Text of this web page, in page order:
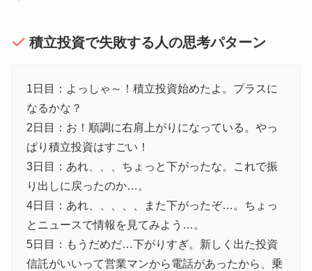
積立投資で失敗する人の思考パターン
1日目：よっしゃ～！積立投資始めたよ。プラスに
なるかな？
2日目：お！順調に右肩上がりになっている。やっ
ぱり積立投資はすごい！
3日目：あれ、、、ちょっと下がったな。これで振
り出しに戻ったのか…。
4日目：あれ、、、、、また下がったぞ…。ちょっ
とニュースで情報を見てみよう…。
5日目：もうだめだ…下がりすぎ。新しく出た投資
信託がいいって営業マンから電話があったから、乗